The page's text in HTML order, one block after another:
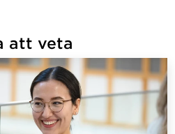
att veta